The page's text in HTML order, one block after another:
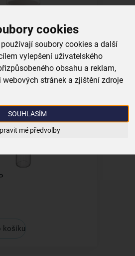
cookies
soubory cookies a další
vylepšení uživatelského
obsahu a reklam,
stránek a zjištění zdroje
SOUHLASÍM
mé předvolby
KEMP 12 l
košíku